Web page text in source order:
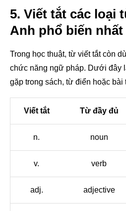
5. Viết tắt các loại
Anh phổ biến nhất
Trong học thuật, từ viết tắt còn
chức năng ngữ pháp. Dưới đây
gặp trong sách, từ điển hoặc bài
Viết tắt Từ đầy đủ
n. noun
v. verb
adj. adjective